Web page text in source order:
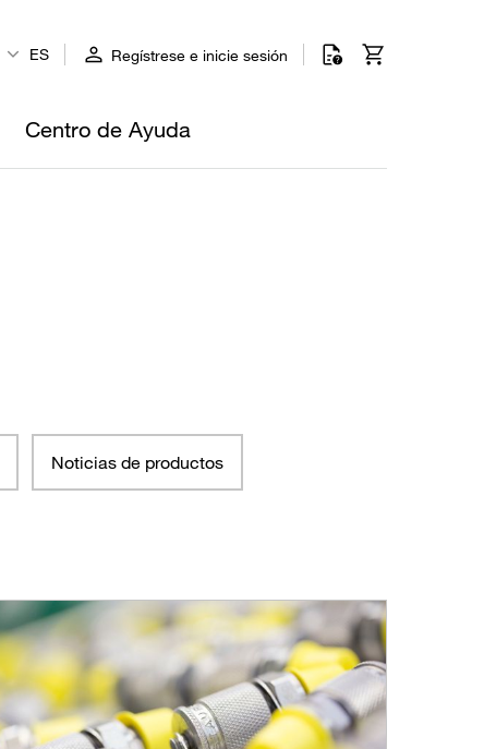
ES Regístrese e inicie sesión
Centro de Ayuda
Noticias de productos